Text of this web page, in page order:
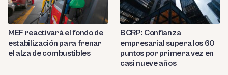
MEF reactivará el fondo de
estabilización para frenar
el alza de combustibles
BCRP: Confianza
empresarial supera los 60
puntos por primera vez en
casi nueve años